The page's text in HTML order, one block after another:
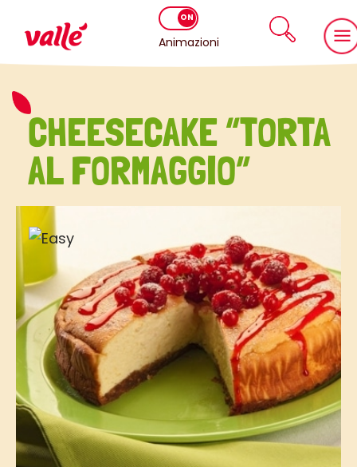
Animazioni
CHEESECAKE “TORTA
AL FORMAGGIO”